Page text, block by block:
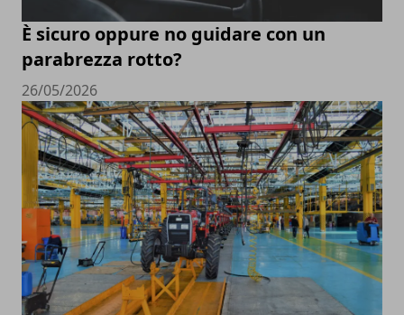
È sicuro oppure no guidare con un
parabrezza rotto?
26/05/2026